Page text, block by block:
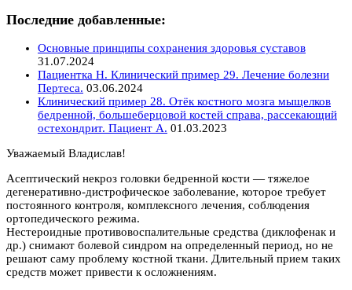
Последние добавленные:
Основные принципы сохранения здоровья суставов
31.07.2024
Пациентка Н. Клинический пример 29. Лечение болезни
Пертеса. 03.06.2024
Клинический пример 28. Отёк костного мозга мыщелков
бедренной, большеберцовой костей справа, рассекающий
остехондрит. Пациент А. 01.03.2023
Уважаемый Владислав!
Асептический некроз головки бедренной кости — тяжелое
дегенеративно-дистрофическое заболевание, которое требует
постоянного контроля, комплексного лечения, соблюдения
ортопедического режима.
Нестероидные противовоспалительные средства (диклофенак и
др.) снимают болевой синдром на определенный период, но не
решают саму проблему костной ткани. Длительный прием таких
средств может привести к осложнениям.